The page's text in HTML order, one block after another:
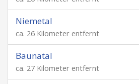
Niemetal
ca. 26 Kilometer entfernt
Baunatal
ca. 27 Kilometer entfernt